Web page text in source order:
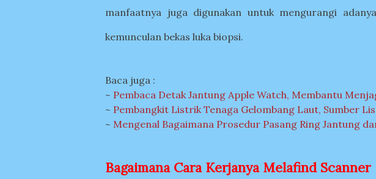
manfaatnya juga digunakan untuk mengurangi
kemunculan bekas luka biopsi.
Baca juga :
~ Pembaca Detak Jantung Apple Watch, Membantu
~ Pembangkit Listrik Tenaga Gelombang Laut, Sumber
~ Mengenal Bagaimana Prosedur Pasang Ring Jantung
Bagaimana Cara Kerjanya Melafind Scanner